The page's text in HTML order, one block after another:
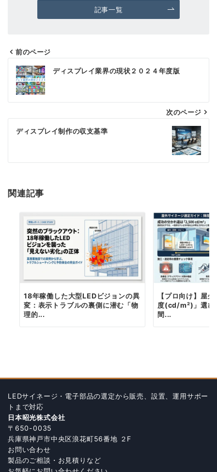
記事一覧
投
稿
ナ
ビ
ゲ
シ
ン
前のページ
ディスプレイ業界の現状２０２４年度版
次のページ
ディスプレイ制作の収支基準
関連記事
18年稼働した大型LEDビジョンの異
変：表示トラブルの裏側に潜む「物
理的...
【プロ向け】屋
度(cd/m²)」選び
間...
LEDサイネージ・電子部品の選定から販売、設置、運用サポー
トまで対応
日本昭光株式会社
〒650-0035
兵庫県神戸市中央区浪花町56番地 ２F
お問い合わせ
製品のご相談・お見積りなど